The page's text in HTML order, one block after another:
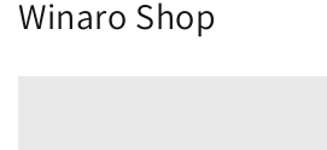
Winaro Shop